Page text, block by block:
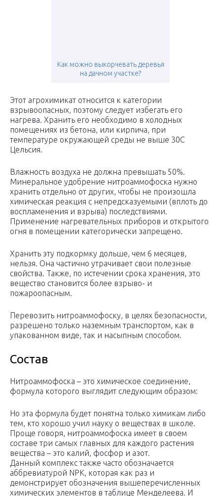
Как можно выкорчевать деревья
на дачном участке?
Этот агрохимикат относится к категории
взрывоопасных, поэтому следует избегать его
нагрева. Хранить его необходимо в холодных
помещениях из бетона, или кирпича, при
температуре окружающей среды не выше 30С
Цельсия.
Влажность воздуха не должна превышать 50%.
Минеральное удобрение нитроаммофоска нужно
хранить отдельно от других, чтобы не произошла
химическая реакция с непредсказуемыми (вплоть до
воспламенения и взрыва) последствиями.
Применение нагревательных приборов и открытого
огня в помещении категорически запрещено.
Хранить эту подкормку дольше, чем 6 месяцев,
нельзя. Она частично утрачивает свои полезные
свойства. Также, по истечении срока хранения, это
вещество становится более взрыво- и
пожароопасным.
Перевозить нитроаммофоску, в целях безопасности,
разрешено только наземным транспортом, как в
упакованном виде, так и насыпным способом.
Состав
Нитроаммофоска – это химическое соединение,
формула которого выглядит следующим образом:
Но эта формула будет понятна только химикам либо
тем, кто хорошо учил науку о веществах в школе.
Проще говоря, нитроаммофоска имеет в своем
составе три самых главных для каждого растения
вещества – это калий, фосфор и азот.
Данный комплекс также часто обозначается
аббревиатурой NPK, которая как раз и
демонстрирует обозначения вышеперечисленных
химических элементов в таблице Менделеева. И